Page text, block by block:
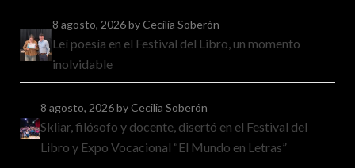
8 agosto, 2026by Cecilia Soberón
Leí poesía en el Festival del Libro, un momento
inolvidable
8 agosto, 2026by Cecilia Soberón
Skliar, filósofo y docente, disertó en el Festival del
Libro y Expo Vocacional “El Mundo en Letras”